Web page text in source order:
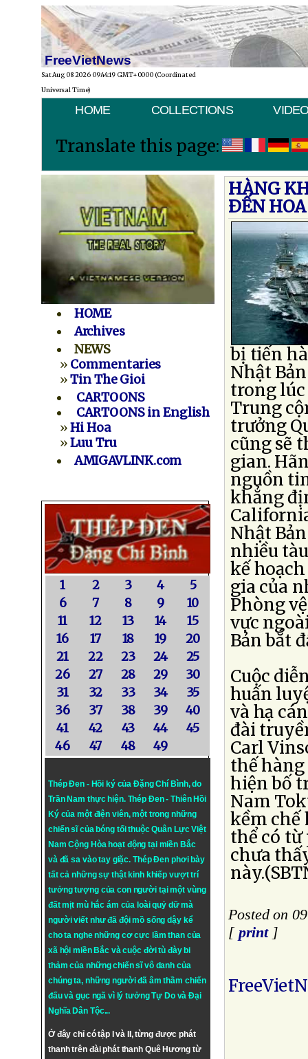
FreeVietNews
Sat Aug 08 2026 09:44:19 GMT+0000 (Coordinated
Universal Time)
HOME COLLECTIONS
Translate this page:
HOME
Archives
NEWS
» Commentaries
»Tin The Gioi
CARTOONS
CARTOONS in English
»Hi Hoa
»Luu Tru
AMIGAVLINK.com
1 2 3 4
5
6
7 8 9
10
11
12 13 14
15
16
17 18 19
20
21
22 23 24
25
26
27 28 29
30
31
32 33 34
35
36
37 38 39
40
41
42 43 44
45
46
47 48 49
Thép Đen - Hồi ký của Đặng Chí Bình, do
Trần Nam thực hiện. Thép Đen- Thiên Hồi
Ký của một điện viên, một trong những
chiến sĩ của bóng tối thuộc Quân Lực Việt
Nam Cộng Hòa hoạt động tại miền Bắc
và đã sa vào tay giặc. Thép Đen phơi bày
tất cả những sự thật kinh khiếp vượt trí
tưởng tượng của con người tại một vùng
đất mịt mù hắc ám của loài quỷ dữ mà
người viết như đã đội mồ sống dậy kể
cho ta nghe những cơ cực lầm than của
xã hội miền Bắc và cuộc đời tù đày bi
thảm của những chiến sĩ vô danh của
chúng ta, những người đã âm thầm chiến
đấu và gục ngã vì lý tưởngTự DovàĐại
Nghĩa Dân Tộc...
Ở đây chỉ có tập I và II, từng được phát
thanh trên đài phát thanh Quê Hương từ
HÀNG
ÐẾN
bị tiến
Nhật
trong
Trung
trưởng
cũng sẽ
gian.
nguồn
khẳng
Nhật
nhiều
kế
gia của
Phòng
vực
Bản bắt
Cuộc
huấn
và hạ
đài
Carl
thế
hiện bố
Nam
kềm chế
thể có từ
chưa
Posted on
[ print]